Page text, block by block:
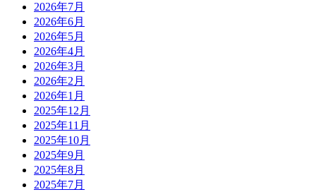
2026年7月
2026年6月
2026年5月
2026年4月
2026年3月
2026年2月
2026年1月
2025年12月
2025年11月
2025年10月
2025年9月
2025年8月
2025年7月